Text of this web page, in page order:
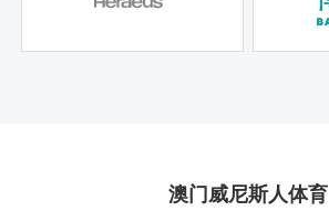
澳门威尼斯人体育